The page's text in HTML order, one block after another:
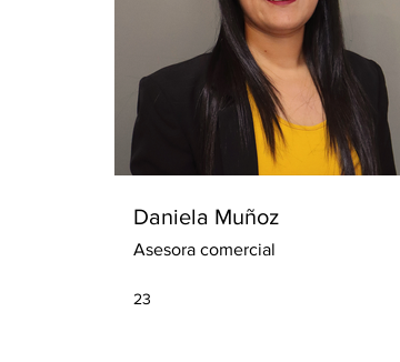
Daniela Muñoz
Asesora comercial
23